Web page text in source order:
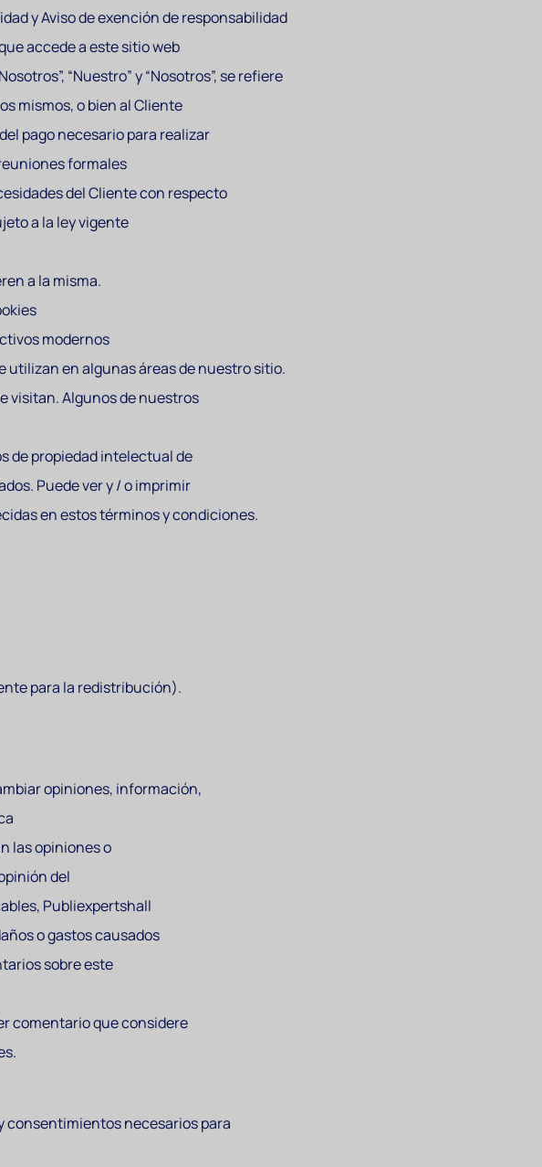
y Aviso de exención de responsabilidad
accede a este sitio web
“Nuestro” y “Nosotros”, se refiere
mismos, o bien al Cliente
pago necesario para realizar
formales
del Cliente con respecto
a la ley vigente
a la misma.
modernos
utilizan en algunas áreas de nuestro sitio.
visitan. Algunos de nuestros
de propiedad intelectual de
Puede ver y / o imprimir
en estos términos y condiciones.
para la redistribución).
opiniones, información,
las opiniones o
del
Publiexpertshall
o gastos causados
sobre este
comentario que considere
consentimientos necesarios para